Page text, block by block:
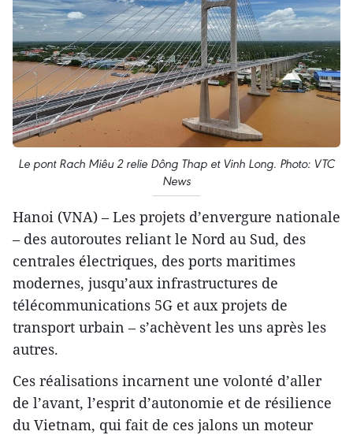
Le pont Rach Miêu 2 relie Dông Thap et Vinh Long. Photo: VTC
News
Hanoi (VNA) – Les projets d’envergure nationale
– des autoroutes reliant le Nord au Sud, des
centrales électriques, des ports maritimes
modernes, jusqu’aux infrastructures de
télécommunications 5G et aux projets de
transport urbain – s’achèvent les uns après les
autres.
Ces réalisations incarnent une volonté d’aller
de l’avant, l’esprit d’autonomie et de résilience
du Vietnam, qui fait de ces jalons un moteur